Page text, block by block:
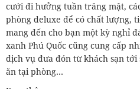
cưới đi hưởng tuần trăng mật,
phòng deluxe để có chất lượng,
mang đến cho bạn một kỳ nghỉ
xanh Phú Quốc cũng cung cấp
dịch vụ đưa đón từ khách sạn
ăn tại phòng…